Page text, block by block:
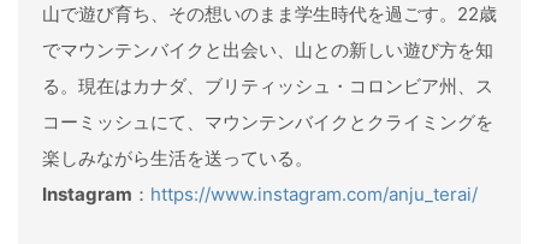
山で遊び育ち、その想いのまま学生時代を過ごす。22歳
でマウンテンバイクと出会い、山との新しい遊び方を知
る。現在はカナダ、ブリティッシュ・コロンビア州、ス
コーミッシュにて、マウンテンバイクとクライミングを
楽しみながら生活を送っている。
Instagram ： https://www.instagram.com/anju_terai/